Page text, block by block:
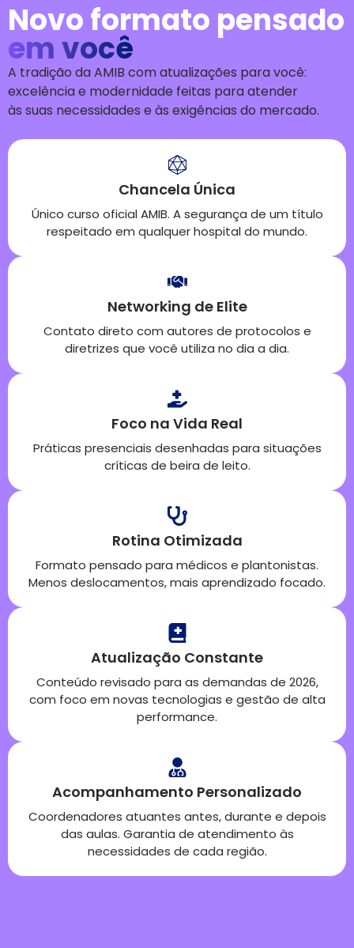
Novo formato pensado
em você
A tradição da AMIB com atualizações para você:
excelência e modernidade feitas para atender
às suas necessidades e às exigências do mercado.
Chancela Única
Único curso oficial AMIB. A segurança de um título
respeitado em qualquer hospital do mundo.
Networking de Elite
Contato direto com autores de protocolos e
diretrizes que você utiliza no dia a dia.
Foco na Vida Real
Práticas presenciais desenhadas para situações
críticas de beira de leito.
Rotina Otimizada
Formato pensado para médicos e plantonistas.
Menos deslocamentos, mais aprendizado focado.
Atualização Constante
Conteúdo revisado para as demandas de 2026,
com foco em novas tecnologias e gestão de alta
performance.
Acompanhamento Personalizado
Coordenadores atuantes antes, durante e depois
das aulas. Garantia de atendimento às
necessidades de cada região.